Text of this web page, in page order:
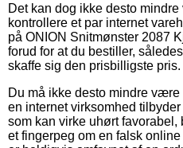
Det kan dog ikke desto
kontrollere et par internet
på ONION Snitmønster 2087
forud for at du bestiller,
skaffe sig den prisbilligste pris.
Du må ikke desto mindre
en internet virksomhed
som kan virke uhørt
et fingerpeg om en falsk